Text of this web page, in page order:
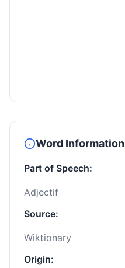
Word Information
Part of Speech:
Adjectif
Source:
Wiktionary
Origin: